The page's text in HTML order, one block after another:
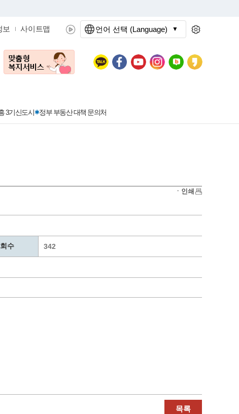
보 사이트맵
3기신도시 정부 부동산 대책 문의처
정보공개현황
지방공기업
정부24
민원서비스 종합평가 결과
문화관광
착한가격지정업소
ㆍ인쇄
수 342
목록
언어 선택 (Language)